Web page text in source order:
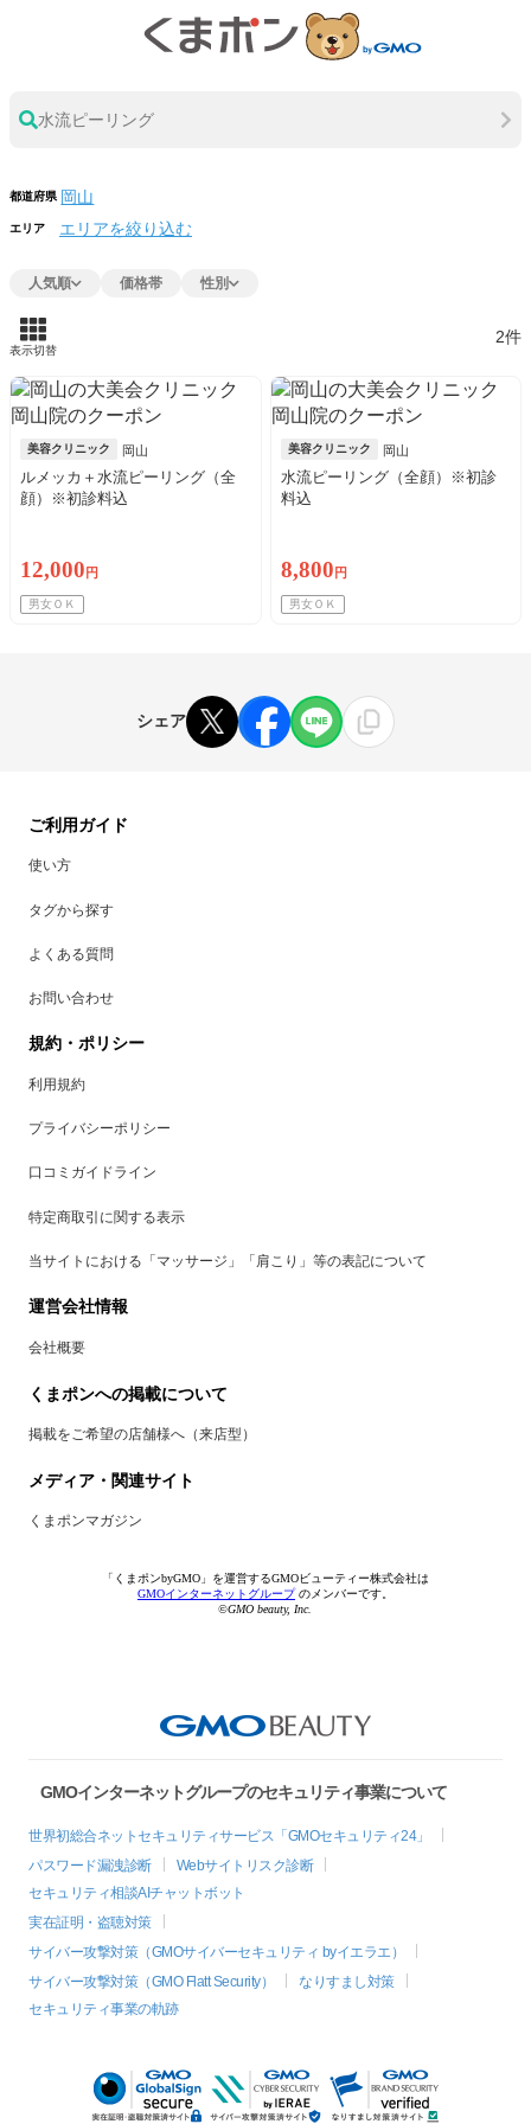
水流ピーリング
都道府県
エリア エリアを絞り込む
人気順 価格帯 性別
表示切替
2件
美容クリニック 岡山
ルメッカ＋水流ピーリング（全
顔）※初診料込
12,000 円
男女ＯＫ
美容クリニック 岡山
水流ピーリング（全顔）※初診
料込
8,800 円
男女ＯＫ
シェア
ご利用ガイド
使い方
タグから探す
よくある質問
お問い合わせ
規約・ポリシー
利用規約
プライバシーポリシー
口コミガイドライン
特定商取引に関する表示
当サイトにおける「マッサージ」「肩こり」等の表記について
運営会社情報
会社概要
くまポンへの掲載について
掲載をご希望の店舗様へ（来店型）
メディア・関連サイト
くまポンマガジン
「くまポンbyGMO」を運営するGMOビューティー株式会社は
GMOインターネットグループのメンバーです。
©GMO beauty, Inc.
GMOインターネットグループのセキュリティ事業について
世界初総合ネットセキュリティサービス「GMOセキュリティ24」
パスワード漏洩診断
Webサイトリスク診断
セキュリティ相談AIチャットボット
実在証明・盗聴対策
サイバー攻撃対策（GMOサイバーセキュリティ byイエラエ）
サイバー攻撃対策（GMO Flatt Security）
なりすまし対策
セキュリティ事業の軌跡